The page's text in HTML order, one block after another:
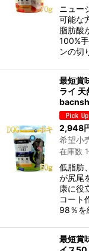
ニュー
可能な
脂肪酸
100%
ンの切
最短賞
ライ
2,948
希望小
在庫数
低脂肪
が尻尾
康に役
コート
98％を
最短賞